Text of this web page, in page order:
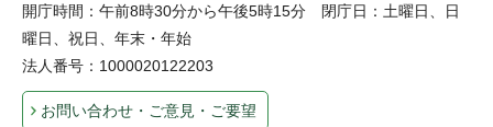
開庁時間：午前8時30分から午後5時15分 閉庁日：土曜日、日
曜日、祝日、年末・年始
法人番号：1000020122203
お問い合わせ・ご意見・ご要望